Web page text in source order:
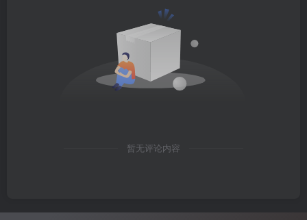
暂无评论内容